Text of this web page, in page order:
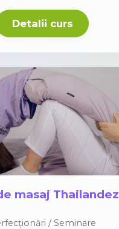
Detalii curs
masaj Thailandez
/ Seminare